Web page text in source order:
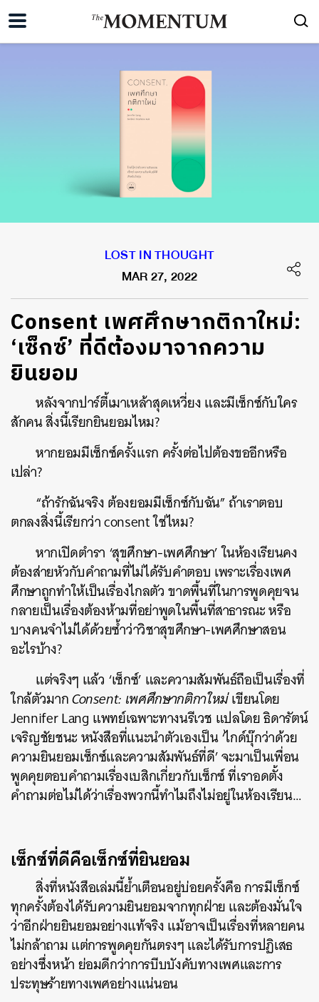
LOST IN THOUGHT
MAR 27, 2022
Consent เพศศึกษากติกาใหม่:
‘เซ็กซ์’ ที่ดีต้องมาจากความ
ยินยอม
หลังจากปาร์ตี้เมาเหล้าสุดเหวี่ยง และมีเซ็กซ์กับใคร
สักคน สิ่งนี้เรียกยินยอมไหม?
หากยอมมีเซ็กซ์ครั้งแรก ครั้งต่อไปต้องขออีกหรือ
เปล่า?
“ถ้ารักฉันจริง ต้องยอมมีเซ็กซ์กับฉัน” ถ้าเราตอบ
ตกลงสิ่งนี้เรียกว่า consent ใช่ไหม?
หากเปิดตำรา ‘สุขศึกษา-เพศศึกษา’ ในห้องเรียนคง
ต้องส่ายหัวกับคำถามที่ไม่ได้รับคำตอบ เพราะเรื่องเพศ
ศึกษาถูกทำให้เป็นเรื่องไกลตัว ขาดพื้นที่ในการพูดคุยจน
กลายเป็นเรื่องต้องห้ามที่อย่าพูดในพื้นที่สาธารณะ หรือ
บางคนจำไม่ได้ด้วยซ้ำว่าวิชาสุขศึกษา-เพศศึกษาสอน
อะไรบ้าง?
แต่จริงๆ แล้ว ‘เซ็กซ์’ และความสัมพันธ์ถือเป็นเรื่องที่
ใกล้ตัวมากConsent: เพศศึกษากติกาใหม่เขียนโดย
Jennifer Lang แพทย์เฉพาะทางนรีเวช แปลโดย ธิดารัตน์
เจริญชัยชนะ หนังสือที่แนะนำตัวเองเป็น ‘ไกด์บุ๊กว่าด้วย
ความยินยอมเซ็กซ์และความสัมพันธ์ที่ดี’ จะมาเป็นเพื่อน
พูดคุยตอบคำถามเรื่องเบสิกเกี่ยวกับเซ็กซ์ ที่เราอดตั้ง
คำถามต่อไม่ได้ว่าเรื่องพวกนี้ทำไมถึงไม่อยู่ในห้องเรียน…
เซ็กซ์ที่ดีคือเซ็กซ์ที่ยินยอม
สิ่งที่หนังสือเล่มนี้ย้ำเตือนอยู่บ่อยครั้งคือ การมีเซ็กซ์
ทุกครั้งต้องได้รับความยินยอมจากทุกฝ่าย และต้องมั่นใจ
ว่าอีกฝ่ายยินยอมอย่างแท้จริงแม้อาจเป็นเรื่องที่หลายคน
ไม่กล้าถาม แต่การพูดคุยกันตรงๆ และได้รับการปฏิเสธ
อย่างซึ่งหน้า ย่อมดีกว่าการบีบบังคับทางเพศและการ
ประทุษร้ายทางเพศอย่างแน่นอน